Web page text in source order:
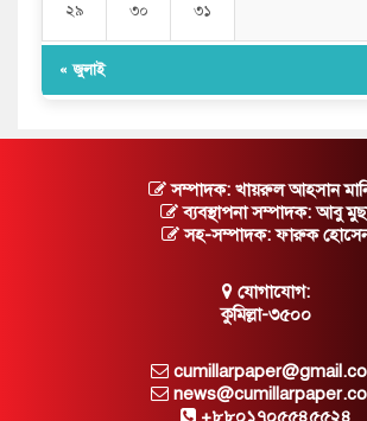
২৯ ৩০ ৩১
« জুলাই
সম্পাদক: খায়রুল আহসান
ব্যবস্থাপনা সম্পাদক: আবু
সহ-সম্পাদক: ফারুক
যোগাযোগ:
কুমিল্লা-৩৫০০
+৮৮০১৭০৫৫৪৫৫২৪